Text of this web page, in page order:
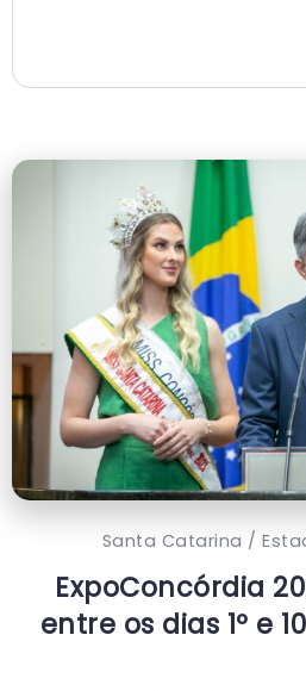
Santa Catarina /
ExpoConcórdia
entre os dias 1º e